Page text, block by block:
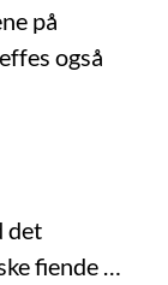
på
også
det
fiende …